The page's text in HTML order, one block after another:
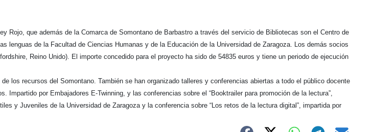
Rojo, que además de la Comarca de Somontano de Barbastro a través del servicio de Bibliotecas son el Centro de
lenguas de la Facultad de Ciencias Humanas y de la Educación de la Universidad de Zaragoza. Los demás socios
Reino Unido). El importe concedido para el proyecto ha sido de 54835 euros y tiene un periodo de ejecución
los recursos del Somontano. También se han organizado talleres y conferencias abiertas a todo el público docente
Impartido por Embajadores E-Twinning, y las conferencias sobre el “Booktrailer para promoción de la lectura”,
y Juveniles de la Universidad de Zaragoza y la conferencia sobre “Los retos de la lectura digital”, impartida por